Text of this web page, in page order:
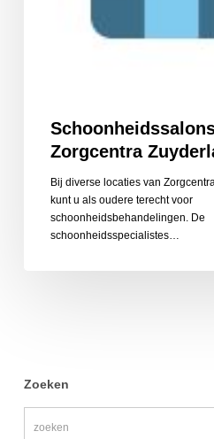
Zorgcentra
Bij diverse locaties van
kunt u als oudere terecht voor
schoonheidsbehandelingen. De
schoonheidsspecialistes…
Zoeken